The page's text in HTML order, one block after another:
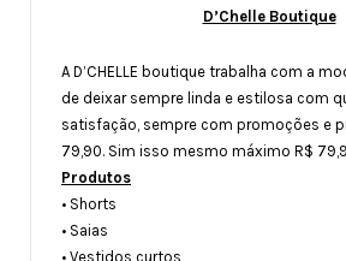
D’Chelle Boutique
A D’CHELLE boutique trabalha com a
de deixar sempre linda e estilosa com
satisfação, sempre com promoções e
79,90. Sim isso mesmo máximo R$
Produtos
• Shorts
• Saias
• Vestidos curtos